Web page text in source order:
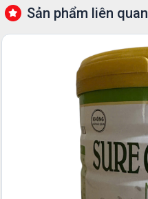
Sản phẩm liên quan